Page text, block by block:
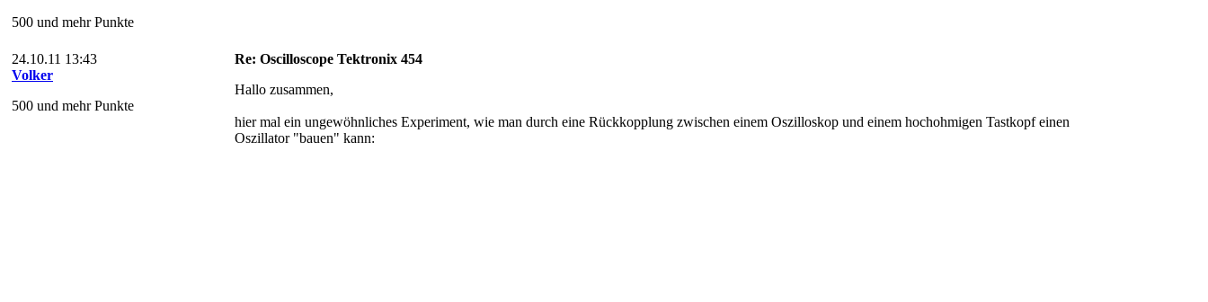
500 und mehr Punkte
24.10.11 13:43
Volker
500 und mehr Punkte
Re: Oscilloscope Tektronix 454
Hallo zusammen,
hier mal ein ungewöhnliches Experiment, wie man durch eine Rückkopplung zwischen einem Oszilloskop und einem hochohmigen Tastkopf einen
Oszillator "bauen" kann: